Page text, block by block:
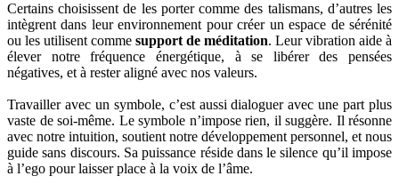
Certains choisissent de les porter comme des talismans, d’autres les
intègrent dans leur environnement pour créer un espace de sérénité
ou les utilisent comme support de méditation. Leur vibration aide à
élever notre fréquence énergétique, à se libérer des pensées
négatives, et à rester aligné avec nos valeurs.
Travailler avec un symbole, c’est aussi dialoguer avec une part plus
vaste de soi-même. Le symbole n’impose rien, il suggère. Il résonne
avec notre intuition, soutient notre développement personnel, et nous
guide sans discours. Sa puissance réside dans le silence qu’il impose
à l’ego pour laisser place à la voix de l’âme.